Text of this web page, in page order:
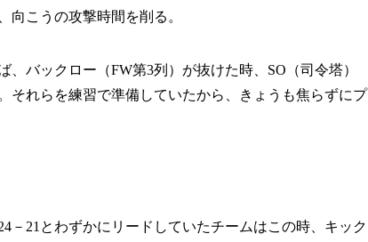
向こうの攻撃時間を削る。
、バックロー（FW第3列）が抜けた時、SO（司令塔）
それらを練習で準備していたから、きょうも焦らずにプ
21とわずかにリードしていたチームはこの時、キック